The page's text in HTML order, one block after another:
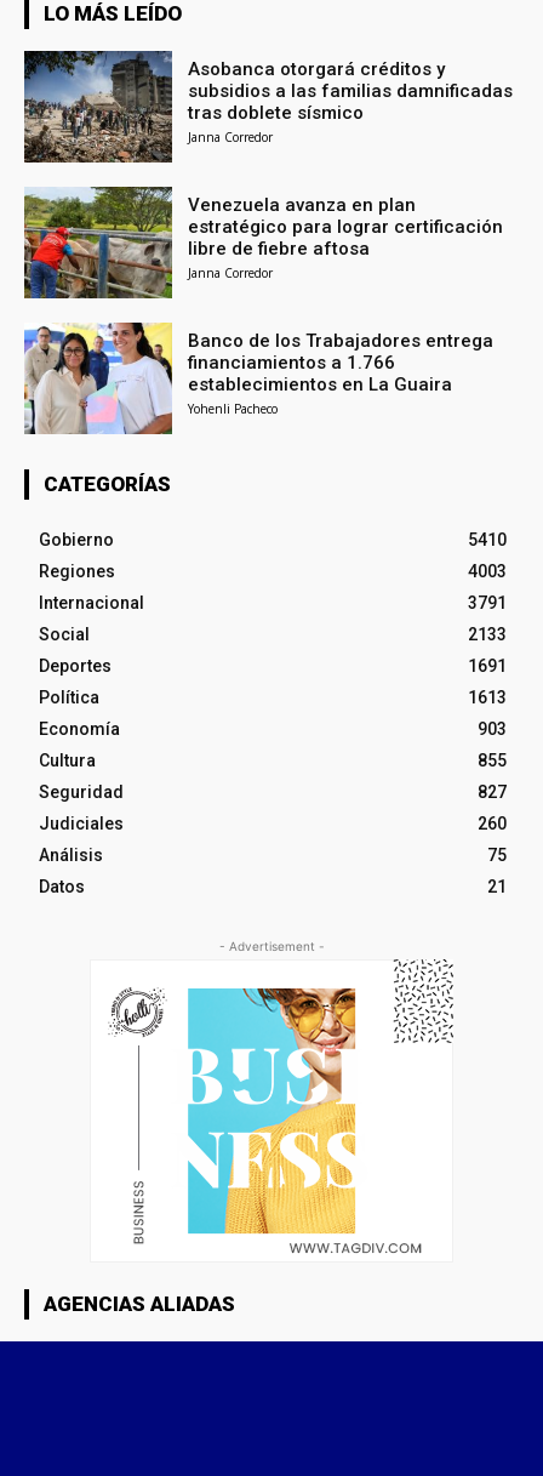
LO MÁS LEÍDO
Asobanca otorgará créditos y
subsidios a las familias damnificadas
tras doblete sísmico
Janna Corredor
Venezuela avanza en plan
estratégico para lograr certificación
libre de fiebre aftosa
Janna Corredor
Banco de los Trabajadores entrega
financiamientos a 1.766
establecimientos en La Guaira
Yohenli Pacheco
CATEGORÍAS
Gobierno
5410
Regiones
4003
Internacional
3791
Social
2133
Deportes
1691
Política
1613
Economía
903
Cultura
855
Seguridad
827
Judiciales
260
Análisis
75
Datos
21
- Advertisement -
AGENCIAS ALIADAS